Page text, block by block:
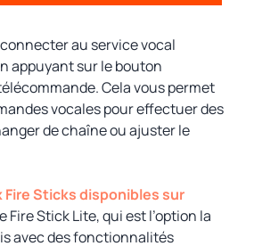
au service vocal
appuyant sur le bouton
Cela vous permet
vocales pour effectuer des
de chaîne ou ajuster le
Fire Sticks disponibles sur
Fire Stick Lite, qui est l’option la
avec des fonctionnalités